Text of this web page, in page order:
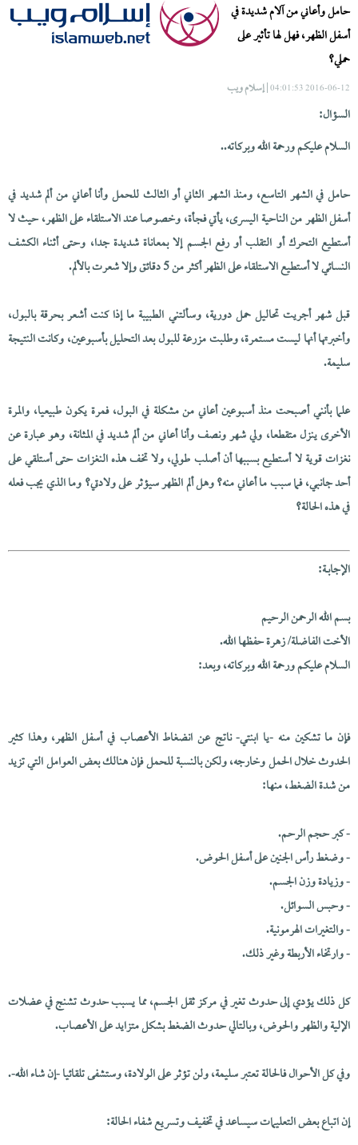
حامل وأعاني من آلام شديدة في
أسفل الظهر، فهل لها تأثير على
حملي؟
2016-06-12 04:01:53 | إسلام ويب
السؤال:
السلام عليكم ورحمة الله وبركاته..
حامل في الشهر التاسع، ومنذ الشهر الثاني أو الثالث للحمل وأنا أعاني من ألم شديد في
أسفل الظهر من الناحية اليسرى، يأتي فجأة، وخصوصا عند الاستلقاء على الظهر، حيث لا
أستطيع التحرك أو التقلب أو رفع الجسم إلا بمعاناة شديدة جدا، وحتى أثناء الكشف
النسائي لا أستطيع الاستلقاء على الظهر أكثر من 5 دقائق وإلا شعرت بالألم.
قبل شهر أجريت تحاليل حمل دورية، وسألتني الطبيبة ما إذا كنت أشعر بحرقة بالبول،
وأخبرتها أنها ليست مستمرة، وطلبت مزرعة للبول بعد التحليل بأسبوعين، وكانت النتيجة
سليمة.
علما بأنني أصبحت منذ أسبوعين أعاني من مشكلة في البول، فمرة يكون طبيعيا، والمرة
الأخرى ينزل متقطعا، ولي شهر ونصف وأنا أعاني من ألم شديد في المثانة، وهو عبارة عن
نغزات قوية لا أستطيع بسببها أن أصلب طولي، ولا تخف هذه النغزات حتى أستلقي على
أحد جانبي، فما سبب ما أعاني منه؟ وهل ألم الظهر سيؤثر على ولادتي؟ وما الذي يجب فعله
في هذه الحالة؟
الإجابــة:
بسم الله الرحمن الرحيم
الأخت الفاضلة/ زهرة حفظها الله.
السلام عليكم ورحمة الله وبركاته، وبعد:
فإن ما تشكين منه -يا ابنتي- ناتج عن انضغاط الأعصاب في أسفل الظهر، وهذا كثير
الحدوث خلال الحمل وخارجه، ولكن بالنسبة للحمل فإن هنالك بعض العوامل التي تزيد
من شدة الضغط، منها:
- كبر حجم الرحم.
- وضغط رأس الجنين على أسفل الحوض.
- وزيادة وزن الجسم.
- وحبس السوائل.
- والتغيرات الهرمونية.
- وارتخاء الأربطة وغير ذلك.
كل ذلك يؤدي إلى حدوث تغير في مركز ثقل الجسم، مما يسبب حدوث تشنج في عضلات
الإلية والظهر والحوض، وبالتالي حدوث الضغط بشكل متزايد على الأعصاب.
وفي كل الأحوال فالحالة تعتبر سليمة، ولن تؤثر على الولادة، وستشفى تلقائيا -إن شاء الله-.
إن اتباع بعض التعليمات سيساعد في تخفيف وتسريع شفاء الحالة: